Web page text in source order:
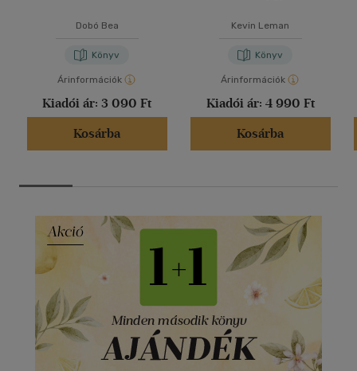
Dobó Bea
Könyv
Árinformációk
Kiadói ár: 3 090 Ft
Kosárba
Kevin Leman
Könyv
Árinformációk
Kiadói ár: 4 990 Ft
Kosárba